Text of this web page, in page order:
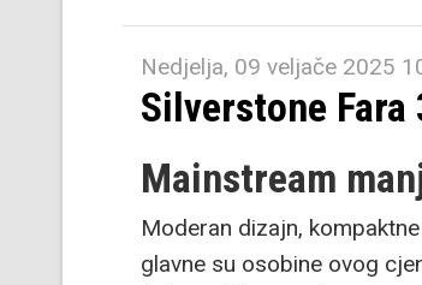
Nedjelja, 09 veljače 2025
Silverstone Fara
Mainstream
Moderan dizajn,
glavne su osobine ovog